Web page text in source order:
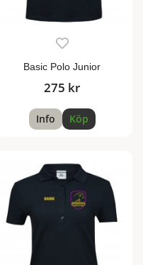
Basic Polo Junior
275 kr
Info Köp